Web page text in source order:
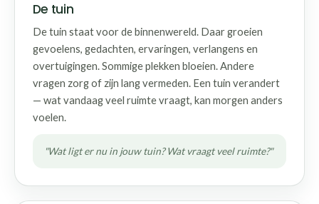
De tuin
De tuin staat voor de binnenwereld. Daar groeien
gevoelens, gedachten, ervaringen, verlangens en
overtuigingen. Sommige plekken bloeien. Andere
vragen zorg of zijn lang vermeden. Een tuin verandert
— wat vandaag veel ruimte vraagt, kan morgen anders
voelen.
"Wat ligt er nu in jouw tuin? Wat vraagt veel ruimte?"